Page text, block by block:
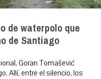
de waterpolo que
de Santiago
Goran Tomašević
Allí, entre el silencio, los